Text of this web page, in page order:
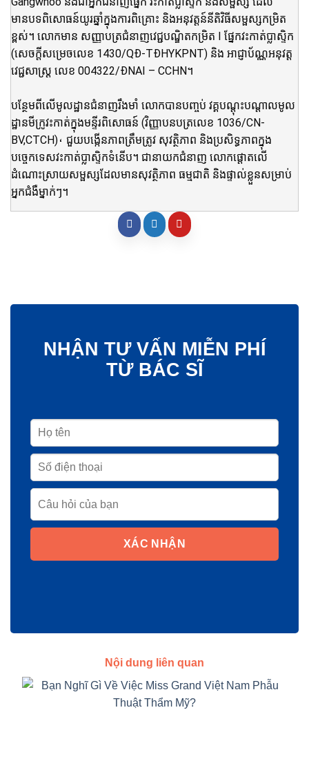
មានបទពិសោធន៍យូរឆ្នាំក្នុងការពិគ្រោះ និងអនុវត្តន៍នីតិវិធីសម្ផស្សកម្រិត
ខ្ពស់។ លោកមាន សញ្ញាបត្រជំនាញវេជ្ជបណ្ឌិតកម្រិត I ផ្នែកវះកាត់ប្លាស្ទិក
(សេចក្តីសម្រេចលេខ 1430/QĐ-TĐHYKPNT) និង អាជ្ញាប័ណ្ណអនុវត្ត
វេជ្ជសាស្ត្រ លេខ 004322/ĐNAI – CCHN។
បន្ថែមពីលើមូលដ្ឋានជំនាញរឹងមាំ លោកបានបញ្ចប់ វគ្គបណ្តុះបណ្តាលមូល
ដ្ឋានមីក្រូវះកាត់ក្នុងមន្ទីរពិសោធន៍ (វិញ្ញាបនបត្រលេខ 1036/CN-
BV,CTCH)، ជួយបង្កើនភាពត្រឹមត្រូវ សុវត្ថិភាព និងប្រសិទ្ធភាពក្នុង
បច្ចេកទេសវះកាត់ប្លាស្ទិកទំនើប។ ជានាយកជំនាញ លោកផ្តោតលើ
ដំណោះស្រាយសម្ផស្សដែលមានសុវត្ថិភាព ធម្មជាតិ និងផ្ទាល់ខ្លួនសម្រាប់
អ្នកជំងឺម្នាក់ៗ។
NHẬN TƯ VẤN MIỄN PHÍ
TỪ BÁC SĨ
XÁC NHẬN
Nội dung liên quan